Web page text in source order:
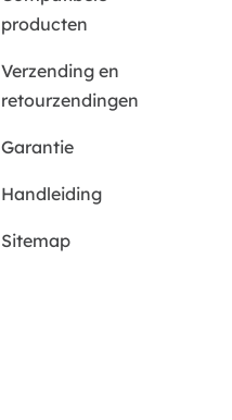
producten
Verzending en
retourzendingen
Garantie
Handleiding
Sitemap